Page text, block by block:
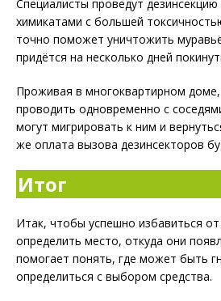
Специалисты проведут
химикатами с большей
точно поможет уничтожить
придётся на несколько дней
Проживая в многоквартирном доме,
проводить одновременно с
могут мигрировать к ним и
же оплата вызова дезинсекторов
Итог
Итак, чтобы успешно избавиться
определить место, откуда они
помогает понять, где может быть
определиться с выбором средства.